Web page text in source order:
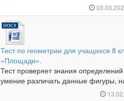
Тест по геометрии для учащихся 8
«Площади».
Тест проверяет знания
умение различать данные фигуры,